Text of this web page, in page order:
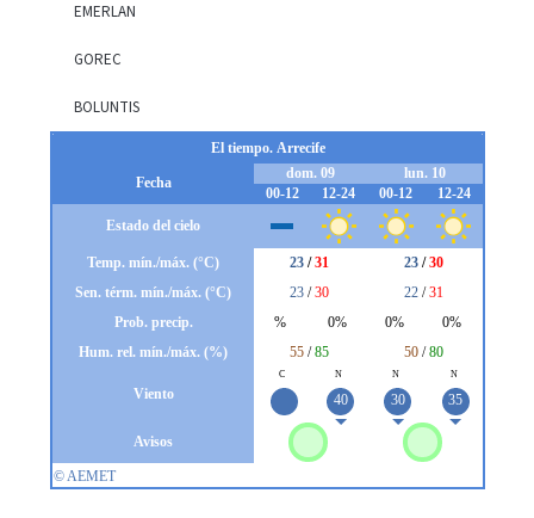
EMERLAN
GOREC
BOLUNTIS